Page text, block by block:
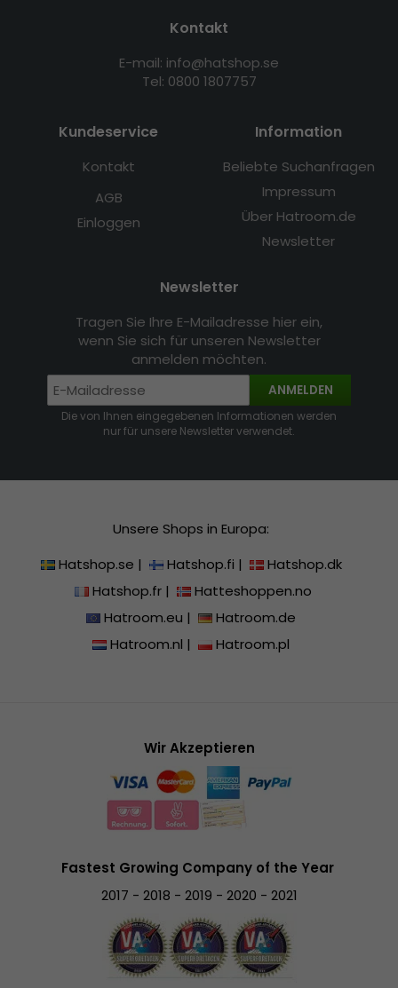
Kontakt
E-mail: info@hatshop.se
Tel: 0800 1807757
Kundeservice
Kontakt
AGB
Einloggen
Information
Beliebte Suchanfragen
Impressum
Über Hatroom.de
Newsletter
Newsletter
Tragen Sie Ihre E-Mailadresse hier ein,
wenn Sie sich für unseren Newsletter
anmelden möchten.
ANMELDEN
Die von Ihnen eingegebenen Informationen werden
nur für unsere Newsletter verwendet.
Unsere Shops in Europa:
Hatshop.se | Hatshop.fi |
Hatshop.dk
Hatshop.fr|
Hatteshoppen.no
Hatroom.eu |
Hatroom.de
Hatroom.nl | Hatroom.pl
Wir Akzeptieren
Fastest Growing Company of the Year
2017 - 2018 - 2019 - 2020 - 2021